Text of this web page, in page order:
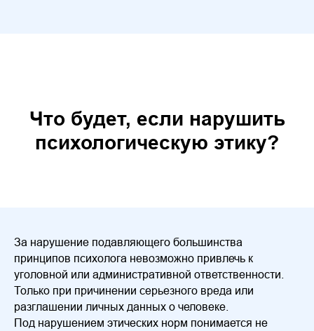
Что будет, если нарушить
психологическую этику?
За нарушение подавляющего большинства
принципов психолога невозможно привлечь к
уголовной или административной ответственности.
Только при причинении серьезного вреда или
разглашении личных данных о человеке.
Под нарушением этических норм понимается не